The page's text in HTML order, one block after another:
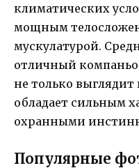
климатических
мощным
мускулатурой.
отличный
не только
обладает сильным
охранными
Популярные